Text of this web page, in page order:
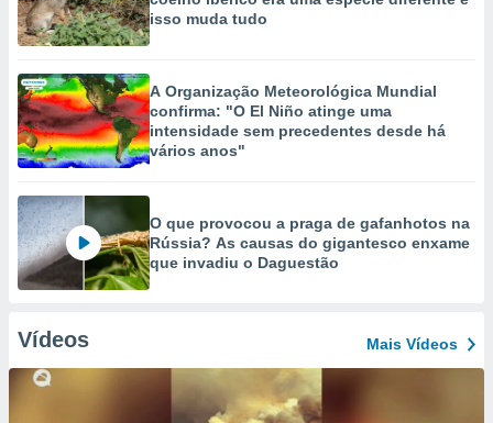
isso muda tudo
A Organização Meteorológica Mundial
confirma: "O El Niño atinge uma
intensidade sem precedentes desde há
vários anos"
O que provocou a praga de gafanhotos na
Rússia? As causas do gigantesco enxame
que invadiu o Daguestão
Vídeos Mais Vídeos